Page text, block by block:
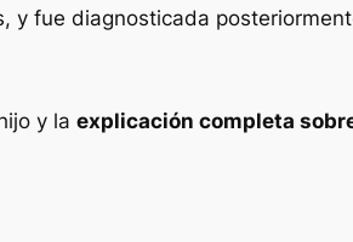
y fue diagnosticada
y la explicación completa